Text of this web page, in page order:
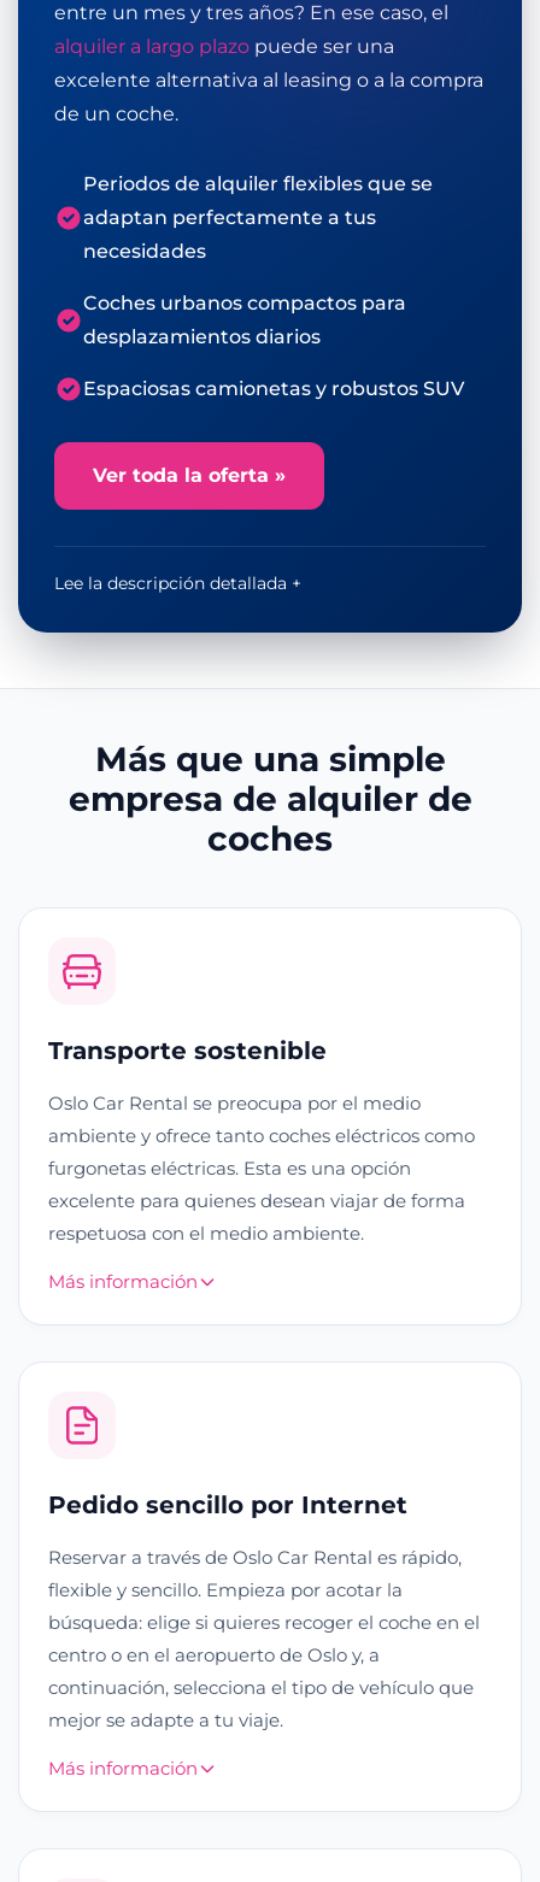
entre un mes y tres años? En ese caso, el
alquiler a largo plazo puede ser una
excelente alternativa al leasing o a la compra
de un coche.
Periodos de alquiler flexibles que se
adaptan perfectamente a tus
necesidades
Coches urbanos compactos para
desplazamientos diarios
Espaciosas camionetas y robustos SUV
Ver toda la oferta »
Lee la descripción detallada +
Más que una simple
empresa de alquiler de
coches
Transporte sostenible
Oslo Car Rental se preocupa por el medio
ambiente y ofrece tanto coches eléctricos como
furgonetas eléctricas. Esta es una opción
excelente para quienes desean viajar de forma
respetuosa con el medio ambiente.
Más información
Pedido sencillo por Internet
Reservar a través de Oslo Car Rental es rápido,
flexible y sencillo. Empieza por acotar la
búsqueda: elige si quieres recoger el coche en el
centro o en el aeropuerto de Oslo y, a
continuación, selecciona el tipo de vehículo que
mejor se adapte a tu viaje.
Más información